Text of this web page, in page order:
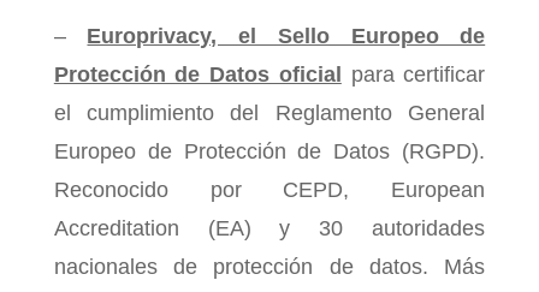
– Europrivacy, el Sello Europeo de
Protección de Datos oficial
para certificar
el cumplimiento del Reglamento General
Europeo de Protección de Datos (RGPD).
Reconocido por CEPD, European
Accreditation (EA) y 30 autoridades
nacionales de protección de datos. Más